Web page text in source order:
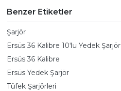
Benzer Etiketler
Şarjör
Ersüs 36 Kalibre 10'lu Yedek Şarjör
Ersüs 36 Kalibre
Ersüs Yedek Şarjör
Tüfek Şarjörleri